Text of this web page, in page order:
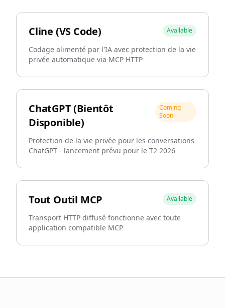
Cline (VS Code) Available
Codage alimenté par l'IA avec protection de la vie
privée automatique via MCP HTTP
ChatGPT (Bientôt
Disponible)
Coming
Soon
Protection de la vie privée pour les conversations
ChatGPT - lancement prévu pour le T2 2026
Tout Outil MCP Available
Transport HTTP diffusé fonctionne avec toute
application compatible MCP